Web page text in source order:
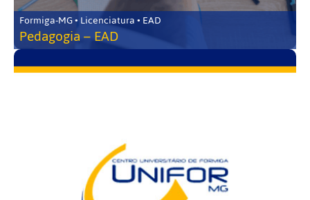
Formiga-MG • Licenciatura • EAD
Pedagogia – EAD